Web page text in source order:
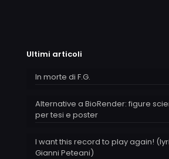
Ultimi articoli
In morte di F.G.
Alternative a BioRender: figure
per tesi e poster
I want this record to play again!
Gianni Peteani)